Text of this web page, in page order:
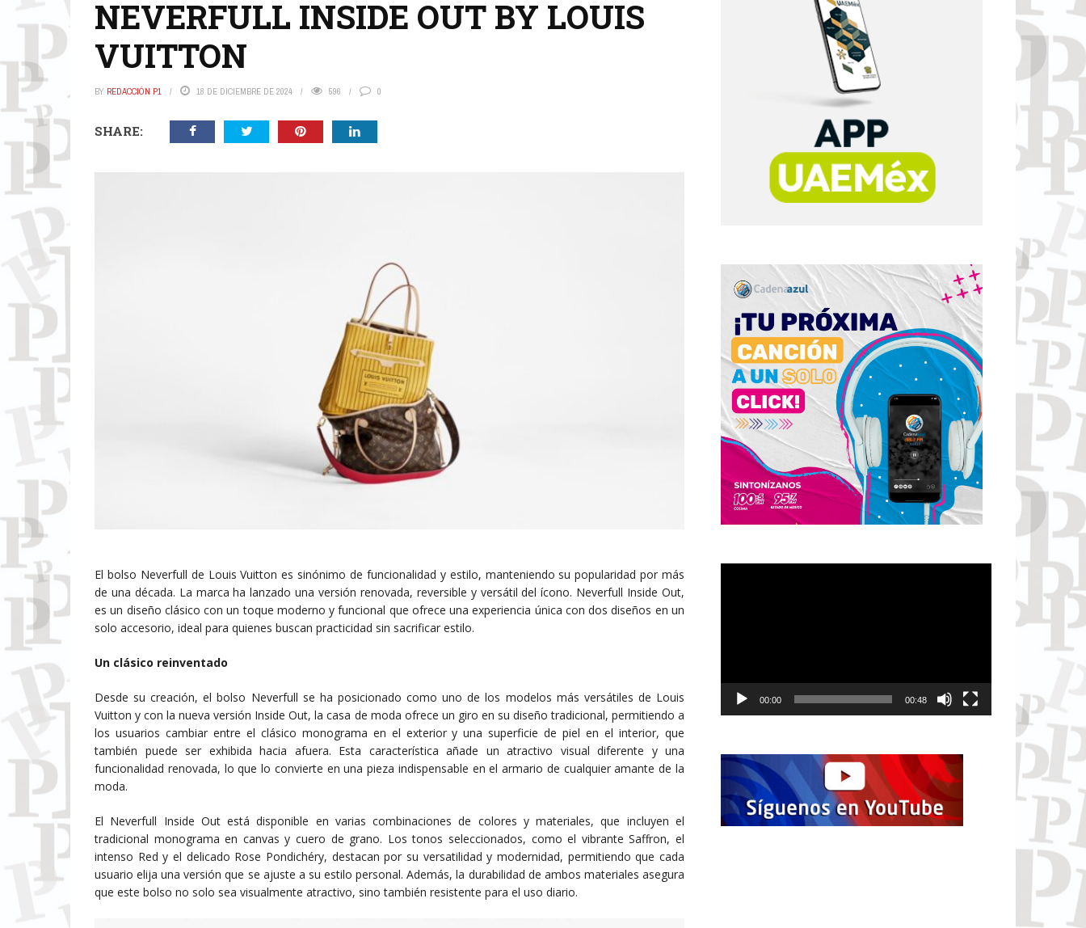
NEVERFULL INSIDE OUT BY LOUIS
VUITTON
BY REDACCIÓN P1 18 DE DICIEMBRE DE 2024 596 0
SHARE:
El bolso Neverfull de Louis Vuitton es sinónimo de funcionalidad y estilo, manteniendo su popularidad por más
de una década. La marca ha lanzado una versión renovada, reversible y versátil del ícono. Neverfull Inside Out,
es un diseño clásico con un toque moderno y funcional que ofrece una experiencia única con dos diseños en un
solo accesorio, ideal para quienes buscan practicidad sin sacrificar estilo.
Un clásico reinventado
Desde su creación, el bolso Neverfull se ha posicionado como uno de los modelos más versátiles de Louis
Vuitton y con la nueva versión Inside Out, la casa de moda ofrece un giro en su diseño tradicional, permitiendo a
los usuarios cambiar entre el clásico monograma en el exterior y una superficie de piel en el interior, que
también puede ser exhibida hacia afuera. Esta característica añade un atractivo visual diferente y una
funcionalidad renovada, lo que lo convierte en una pieza indispensable en el armario de cualquier amante de la
moda.
El Neverfull Inside Out está disponible en varias combinaciones de colores y materiales, que incluyen el
tradicional monograma en canvas y cuero de grano. Los tonos seleccionados, como el vibrante Saffron, el
intenso Red y el delicado Rose Pondichéry, destacan por su versatilidad y modernidad, permitiendo que cada
usuario elija una versión que se ajuste a su estilo personal. Además, la durabilidad de ambos materiales asegura
que este bolso no solo sea visualmente atractivo, sino también resistente para el uso diario.
00:00 00:48